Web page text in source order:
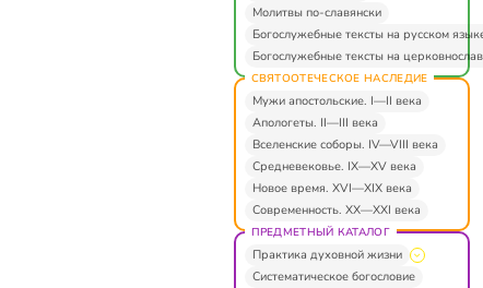
Молитвы по-славянски
Богослужебные тексты на русском
Богослужебные тексты на
СВЯТООТЕЧЕСКОЕ НАСЛЕДИЕ
Мужи апостольские. I—II века
Апологеты. II—III века
Вселенские соборы. IV—VIII века
Средневековье. IX—XV века
Новое время. XVI—XIX века
Современность. XX—XXI века
ПРЕДМЕТНЫЙ КАТАЛОГ
Практика духовной жизни
Систематическое богословие